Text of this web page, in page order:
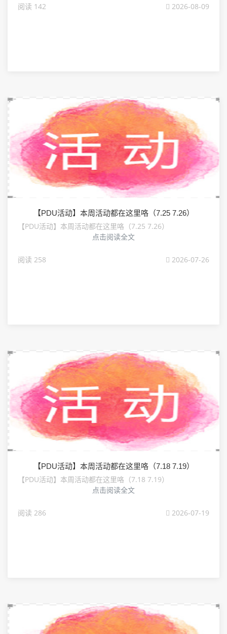
阅读 142 2026-08-09
【PDU活动】本周活动都在这里咯（7.25 7.26）
【PDU活动】本周活动都在这里咯（7.25 7.26）
点击阅读全文
阅读 258 2026-07-26
【PDU活动】本周活动都在这里咯（7.18 7.19）
【PDU活动】本周活动都在这里咯（7.18 7.19）
点击阅读全文
阅读 286 2026-07-19